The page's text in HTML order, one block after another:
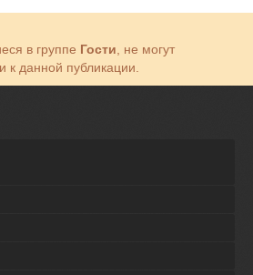
в группе Гости, не могут
к данной публикации.